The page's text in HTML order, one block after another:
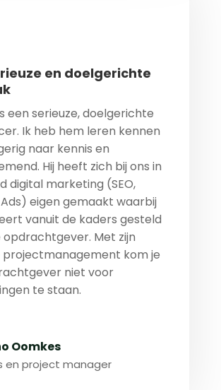
en doelgerichte
een serieuze, doelgerichte
Ik heb hem leren kennen
naar kennis en
Hij heeft zich bij ons in
digital marketing (SEO,
eigen gemaakt waarbij
vanuit de kaders gesteld
opdrachtgever. Met zijn
kom je
niet voor
te staan.
Oomkes
en project manager